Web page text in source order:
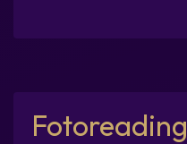
Fotoreading